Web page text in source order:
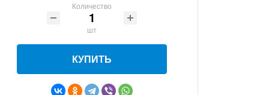
Количество
шт
КУПИТЬ